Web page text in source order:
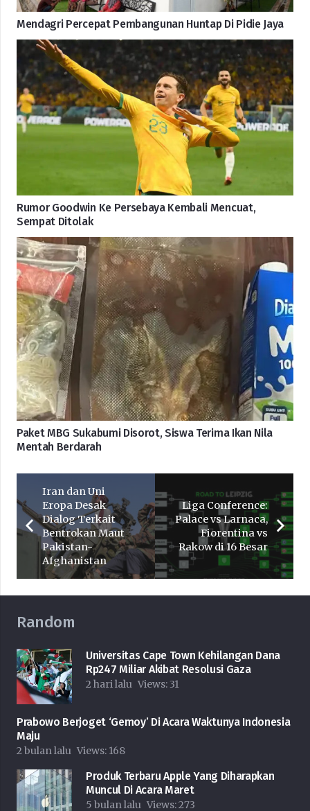
Mendagri Percepat Pembangunan Huntap Di Pidie Jaya
Rumor Goodwin Ke Persebaya Kembali Mencuat,
Sempat Ditolak
Paket MBG Sukabumi Disorot, Siswa Terima Ikan Nila
Mentah Berdarah
Iran dan Uni
Eropa Desak
Dialog Terkait
Bentrokan Maut
Pakistan-
Afghanistan
Liga Conference:
Palace vs Larnaca,
Fiorentina vs
Rakow di 16 Besar
Random
Universitas Cape Town Kehilangan Dana
Rp247 Miliar Akibat Resolusi Gaza
2 hari lalu Views: 31
Prabowo Berjoget ‘Gemoy’ Di Acara Waktunya Indonesia
Maju
2 bulan lalu Views: 168
Produk Terbaru Apple Yang Diharapkan
Muncul Di Acara Maret
5 bulan lalu Views:273